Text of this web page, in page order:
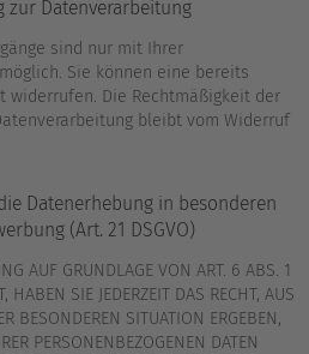
Datenverarbeitung
sind nur mit Ihrer
Sie können eine bereits
widerrufen. Die Rechtmäßigkeit der
bleibt vom Widerruf
Datenerhebung in besonderen
(Art. 21 DSGVO)
AUF GRUNDLAGE VON ART. 6 ABS. 1
HABEN SIE JEDERZEIT DAS RECHT, AUS
BESONDEREN SITUATION ERGEBEN,
PERSONENBEZOGENEN DATEN